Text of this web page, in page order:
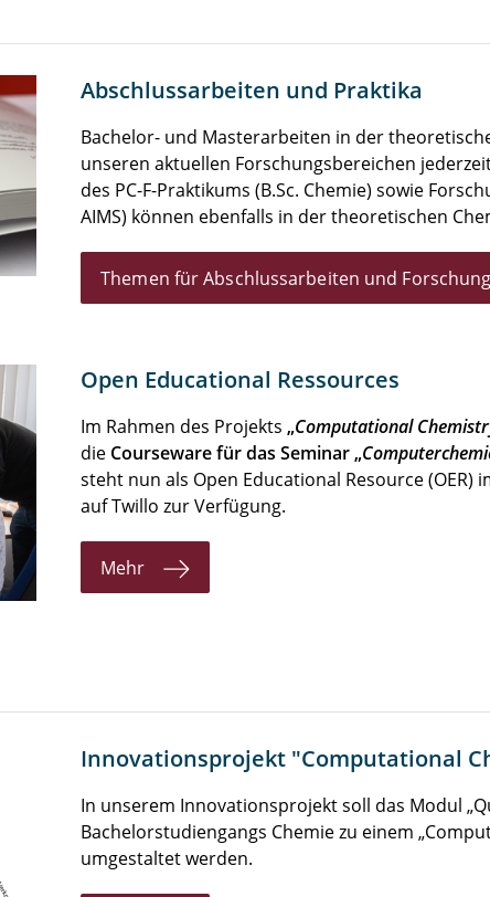
Abschlussarbeiten und Praktika
Bachelor- und Masterarbeiten in der
unseren aktuellen Forschungsbereichen
des PC-F-Praktikums (B.Sc. Chemie) sowie
AIMS) können ebenfalls in der theoretischen
Themen für Abschlussarbeiten und
Open Educational Ressources
Im Rahmen des Projekts „Computational
die Courseware für das Seminar „
steht nun als Open Educational Resource (OER)
auf Twillo zur Verfügung.
Mehr
Innovationsprojekt "Computational
In unserem Innovationsprojekt soll das Modul
Bachelorstudiengangs Chemie zu einem
umgestaltet werden.